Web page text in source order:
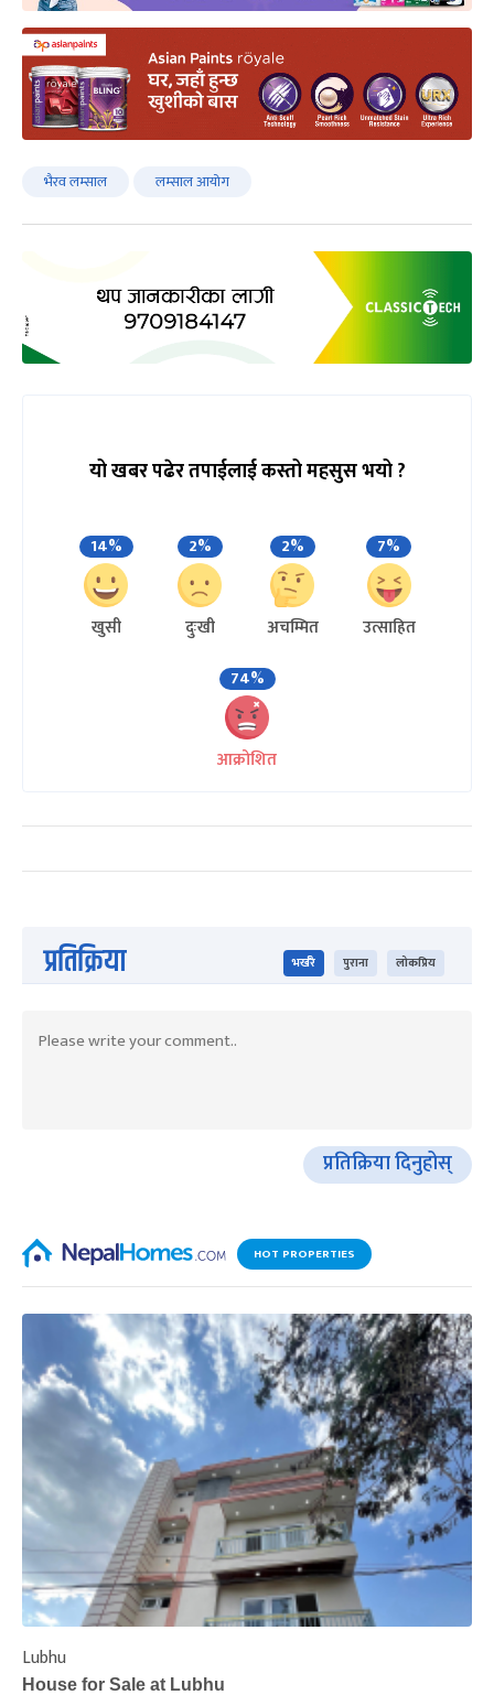
भैरव लम्साल लम्साल आयोग
यो खबर पढेर तपाईलाई कस्तो महसुस भयो ?
14%
खुसी
2%
दुःखी
2%
अचम्मित
7%
उत्साहित
74%
आक्रोशित
प्रतिक्रिया भर्खरै पुराना लोकप्रिय
प्रतिक्रिया दिनुहोस्
HOT PROPERTIES
Lubhu
House for Sale at Lubhu